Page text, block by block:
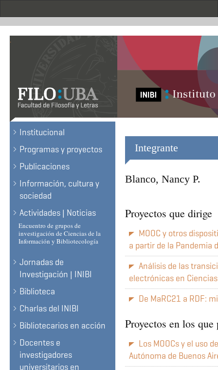
.
Institucional
Programas y proyectos
Publicaciones
Información, cultura y
sociedad
Actividades | Noticias
Encuentro de grupos de
investigación de Ciencias de la
Información y Bibliotecología
Jornadas de
Investigación | INIBI
Biblioteca
Charlas del INIBI
Bibliotecarios en acción
Docentes e
investigadores
universitarios en
Integrante
Blanco, Nancy P.
Proyectos que dirige
MOOC y otros
a partir de la Pandemia
Análisis de las
electrónicas en
De MaRC21 a RDF:
Proyectos en los
Los MOOCs y el uso
Autónoma de Buenos